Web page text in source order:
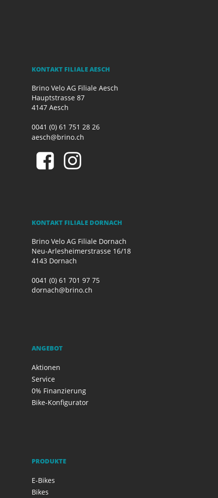
KONTAKT FILIALE AESCH
Brino Velo AG Filiale Aesch
Hauptstrasse 87
4147 Aesch
0041 (0) 61 751 28 26
aesch@brino.ch
KONTAKT FILIALE DORNACH
Brino Velo AG Filiale Dornach
Neu-Arlesheimerstrasse 16/18
4143 Dornach
0041 (0) 61 701 97 75
dornach@brino.ch
ANGEBOT
Aktionen
Service
0% Finanzierung
Bike-Konfigurator
PRODUKTE
E-Bikes
Bikes